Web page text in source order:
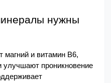
нужны
и витамин B6,
улучшают проникновение